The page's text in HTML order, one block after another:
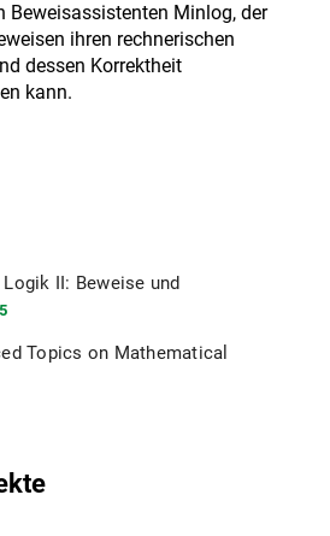
Beweisassistenten Minlog, der
ihren rechnerischen
dessen Korrektheit
kann.
II: Beweise und
Topics on Mathematical